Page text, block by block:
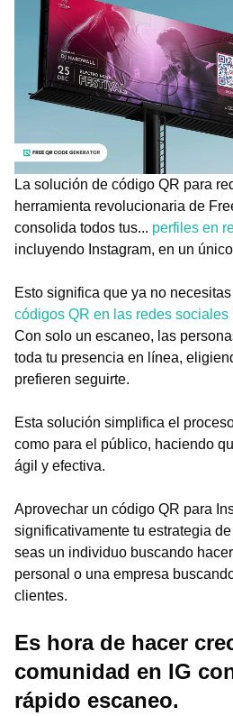
La solución de código QR para
herramienta revolucionaria de
consolida todos tus... perfiles en
incluyendo Instagram, en un
Esto significa que ya no
códigos QR en las redes sociales
Con solo un escaneo, las
toda tu presencia en línea,
prefieren seguirte.
Esta solución simplifica el
como para el público, haciendo
ágil y efectiva.
Aprovechar un código QR para
significativamente tu estrategia
seas un individuo buscando
personal o una empresa
clientes.
Es hora de hacer
comunidad en IG
rápido escaneo.